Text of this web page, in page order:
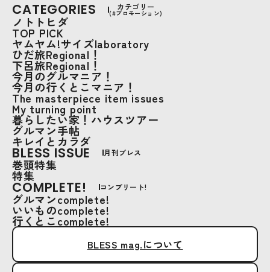
CATEGORIES カテゴリー
(#プロモーション)
ノトトヒダ
TOP PICK
ヤムヤム!サイズlaboratory
ひだ旅Regional！
下呂旅Regional！
今月のグルマニア！
今月の行くとこマニア！
The masterpiece item issues
My turning point
暮らしたい家！ハウスツアー
グルマン手帖
キレイとカラダ
BLESS ISSUE 月刊ブレス
巻頭特集
特集
COMPLETE! コンプリート!
グルマンcomplete!
いいものcomplete!
行くとこcomplete!
BLESS mag.について